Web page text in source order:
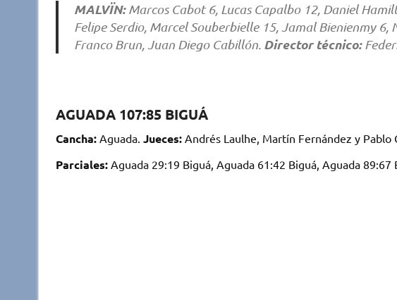
MALVÏN:Marcos Cabot 6, Lucas Capalbo 12, Daniel
Felipe Serdio, Marcel Souberbielle 15, Jamal Bienienmy
Franco Brun, Juan Diego Cabillón. Director técnico:
AGUADA 107:85 BIGUÁ
Cancha:Aguada. Jueces:Andrés Laulhe, Martín Fernández y Pablo
Parciales:Aguada 29:19 Biguá, Aguada 61:42 Biguá, Aguada 89:67